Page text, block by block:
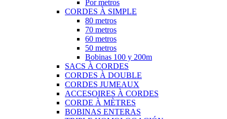
Por metros
CORDES À SIMPLE
80 metros
70 metros
60 metros
50 metros
Bobinas 100 y 200m
SACS À CORDES
CORDES À DOUBLE
CORDES JUMEAUX
ACCESOIRES À CORDES
CORDE À MÈTRES
BOBINAS ENTERAS